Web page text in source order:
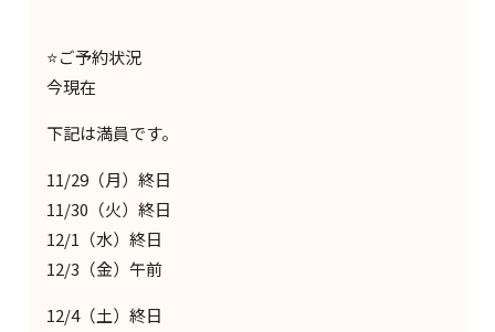
⭐️ご予約状況
今現在
下記は満員です。
11/29（月）終日
11/30（火）終日
12/1（水）終日
12/3（金）午前
12/4（土）終日